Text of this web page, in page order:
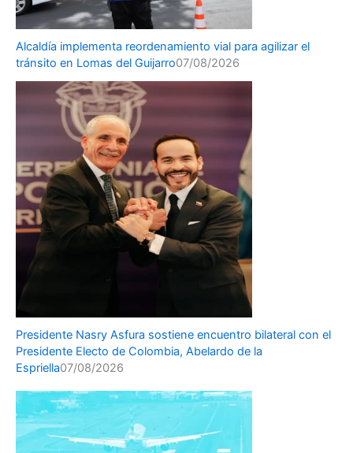
Alcaldía implementa reordenamiento vial para agilizar el
tránsito en Lomas del Guijarro07/08/2026
Presidente Nasry Asfura sostiene encuentro bilateral con el
Presidente Electo de Colombia, Abelardo de la
Espriella07/08/2026